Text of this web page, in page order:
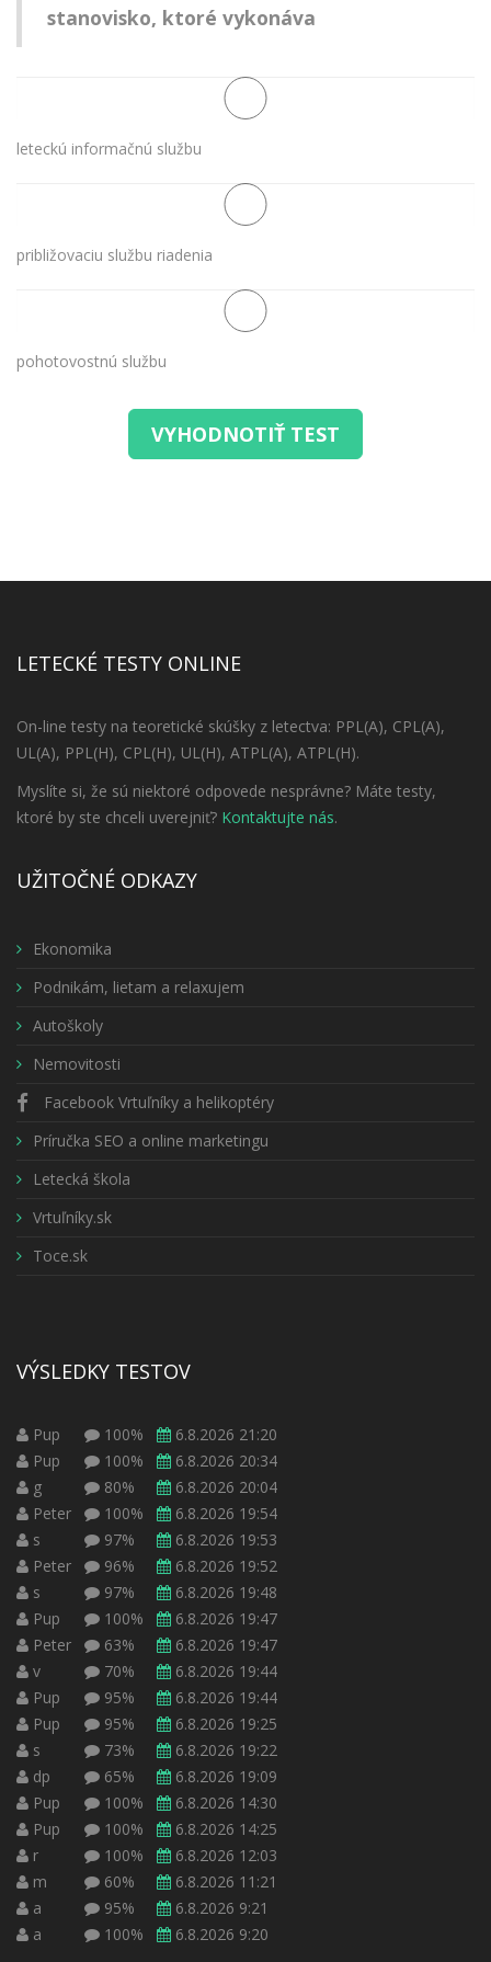
stanovisko, ktoré vykonáva
leteckú informačnú službu
približovaciu službu riadenia
pohotovostnú službu
VYHODNOTIŤ TEST
LETECKÉ TESTY ONLINE
On-line testy na teoretické skúšky z letectva: PPL(A), CPL(A),
UL(A), PPL(H), CPL(H), UL(H), ATPL(A), ATPL(H).
Myslíte si, že sú niektoré odpovede nesprávne? Máte testy,
ktoré by ste chceli uverejniť? Kontaktujte nás.
UŽITOČNÉ ODKAZY
Ekonomika
Podnikám, lietam a relaxujem
Autoškoly
Nemovitosti
Facebook Vrtuľníky a helikoptéry
Príručka SEO a online marketingu
Letecká škola
Vrtuľníky.sk
Toce.sk
VÝSLEDKY TESTOV
Pup 100%
6.8.2026 21:20
Pup
100%
6.8.2026 20:34
g
80%
6.8.2026 20:04
Peter
100%
6.8.2026 19:54
s
97%
6.8.2026 19:53
Peter
96%
6.8.2026 19:52
s
97%
6.8.2026 19:48
Pup
100%
6.8.2026 19:47
Peter
63%
6.8.2026 19:47
v
70%
6.8.2026 19:44
Pup
95%
6.8.2026 19:44
Pup
95%
6.8.2026 19:25
s
73%
6.8.2026 19:22
dp
65%
6.8.2026 19:09
Pup
100%
6.8.2026 14:30
Pup
100%
6.8.2026 14:25
r
100%
6.8.2026 12:03
m
60%
6.8.2026 11:21
a
95%
6.8.2026 9:21
a
100% 6.8.2026 9:20